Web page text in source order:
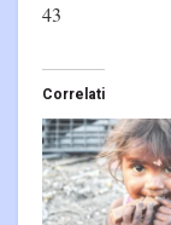
43
Correlati